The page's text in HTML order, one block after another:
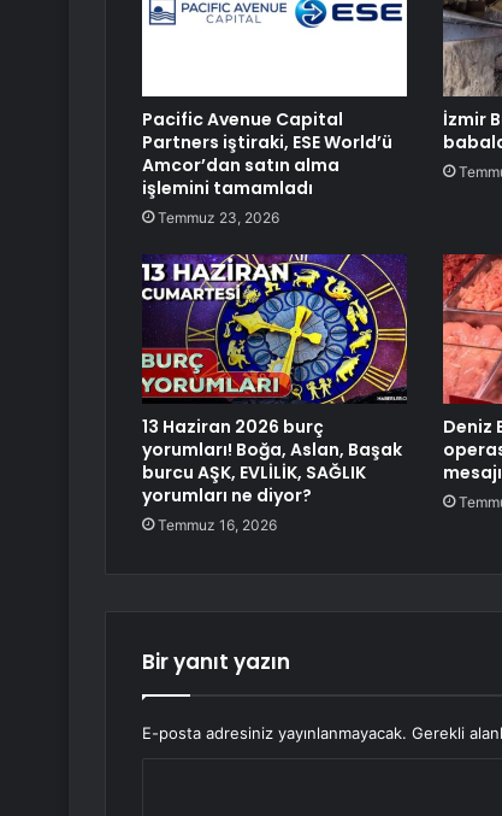
Pacific Avenue Capital
Partners iştiraki, ESE World’ü
Amcor’dan satın alma
işlemini tamamladı
Temmuz 23, 2026
İzmir
13 Haziran 2026 burç
yorumları! Boğa, Aslan, Başak
burcu AŞK, EVLİLİK, SAĞLIK
yorumları ne diyor?
Temmuz 16, 2026
Deniz
Bir yanıt yazın
E-posta adresiniz yayınlanmayacak. Gerekli